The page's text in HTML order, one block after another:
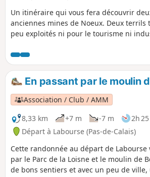
Un itinéraire qui vous fera découvrir
anciennes mines de Noeux. Deux terrils
peu exploités ni pour le tourisme ni
En passant par le moulin
Association / Club / AMM
8,33 km
+7 m -7 m 2h 25
Départ à Labourse (Pas-de-Calais)
Cette randonnée au départ de Labourse
par le Parc de la Loisne et le moulin de
de bons sentiers et avec un peu de